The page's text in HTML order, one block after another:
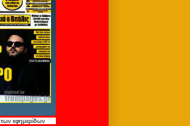
των εφημερίδων